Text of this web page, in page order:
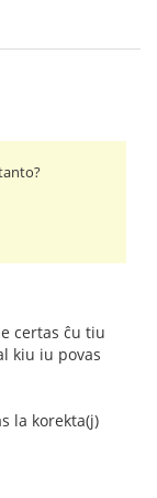
certas ĉu tiu
kiu iu povas
la korekta(j)